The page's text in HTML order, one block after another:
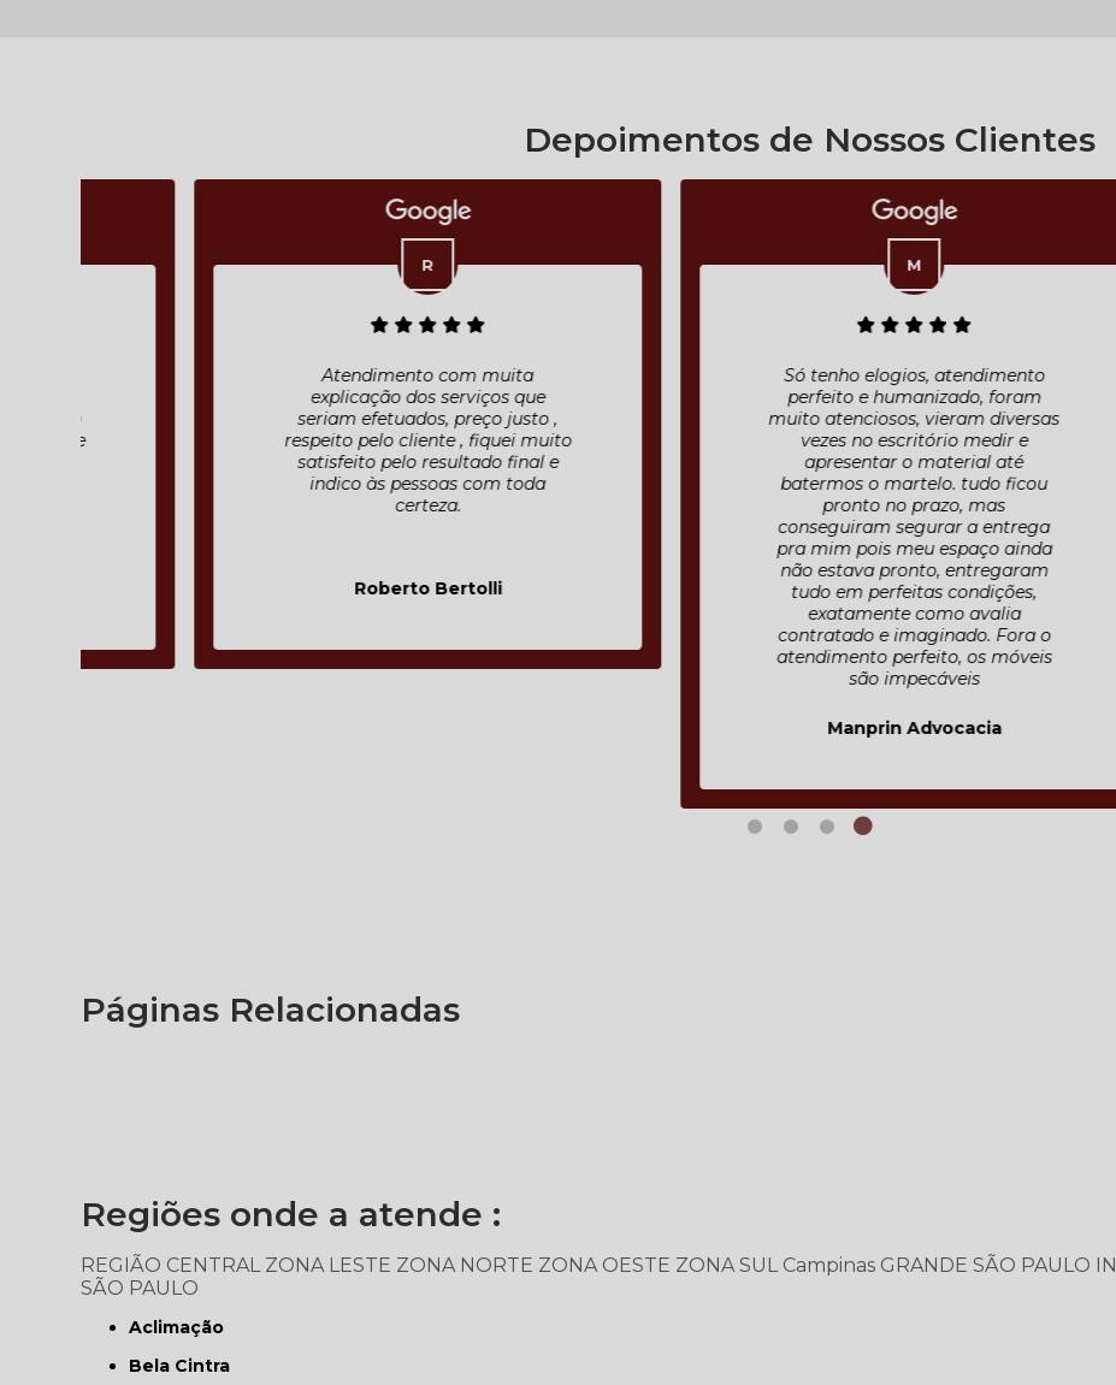
Depoimentos de Nossos Clientes
Atendimento com muita
explicação dos serviços que
seriam efetuados, preço justo ,
respeito pelo cliente , fiquei muito
satisfeito pelo resultado final e
indico às pessoas com toda
Roberto Bertolli
Só tenho elogios, atendimento
perfeito e humanizado, foram
muito atenciosos, vieram diversas
vezes no escritório medir e
apresentar o material até
batermos o martelo. tudo ficou
pronto no prazo, mas
conseguiram segurar a entrega
pra mim pois meu espaço ainda
não estava pronto, entregaram
tudo em perfeitas condições,
exatamente como avalia
contratado e imaginado. Fora o
atendimento perfeito, os móveis
são impecáveis
Manprin Advocacia
Páginas Relacionadas
Regiões onde a atende :
REGIÃO CENTRAL ZONA LESTE ZONA NORTE ZONA OESTE ZONA SUL Campinas GRANDE SÃO PAULO
SÃO PAULO
Aclimação
Bela Cintra